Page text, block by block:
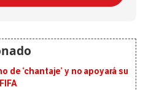
de ‘chantaje’ y no apoyará su